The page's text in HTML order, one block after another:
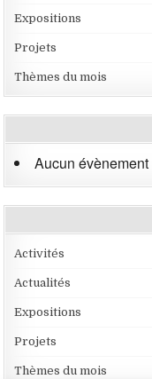
Expositions
Projets
Thèmes du mois
Aucun évènement
Activités
Actualités
Expositions
Projets
Thèmes du mois